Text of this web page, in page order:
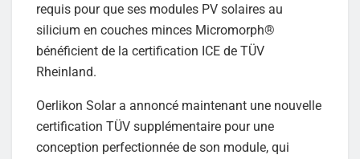
requis pour que ses modules PV solaires au
silicium en couches minces Micromorph®
bénéficient de la certification ICE de TÜV
Rheinland.
Oerlikon Solar a annoncé maintenant une nouvelle
certification TÜV supplémentaire pour une
conception perfectionnée de son module, qui